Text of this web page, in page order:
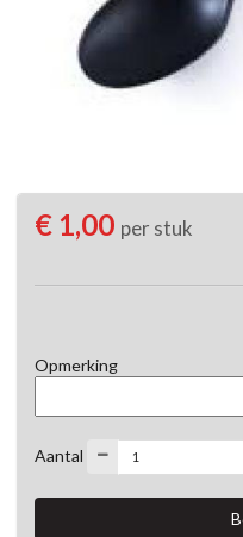
€ 1,00 per stuk
Opmerking
Aantal